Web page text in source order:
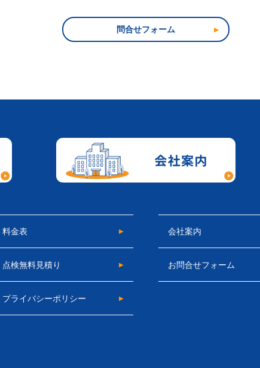
問合せフォーム
料金表 会社案内
点検無料見積り お問合せフォーム
プライバシーポリシー